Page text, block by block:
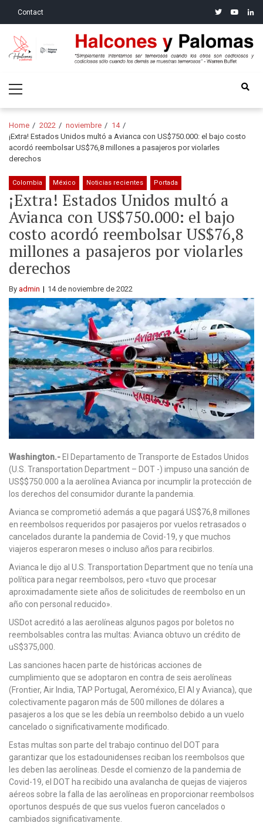
Contact twitteryoutube
Halcones y Palomas
Menu
Home 2022 noviembre
14
¡Extra! Estados Unidos multó a Avianca con US$750.000: el bajo costo
acordó reembolsar US$76,8 millones a pasajeros por violarles
derechos
Colombia México Noticias recientes Portada
¡Extra! Estados Unidos multó a
Avianca con US$750.000: el bajo
costo acordó reembolsar US$76,8
millones a pasajeros por violarles
derechos
By admin 14 de noviembre de 2022
Washington.- El Departamento de Transporte de Estados Unidos
(U.S. Transportation Department – DOT -) impuso una sanción de
US$$750.000 a la aerolínea Avianca por incumplir la protección de
los derechos del consumidor durante la pandemia.
Avianca se comprometió además a que pagará US$76,8 millones
en reembolsos requeridos por pasajeros por vuelos retrasados ​​o
cancelados durante la pandemia de Covid-19, y que muchos
viajeros esperaron meses o incluso años para recibirlos.
Avianca le dijo al U.S. Transportation Department que no tenía una
política para negar reembolsos, pero «tuvo que procesar
aproximadamente siete años de solicitudes de reembolso en un
año con personal reducido».
USDot acreditó a las aerolíneas algunos pagos por boletos no
reembolsables contra las multas: Avianca obtuvo un crédito de
uS$375,000.
Las sanciones hacen parte de históricas acciones de
cumplimiento que se adoptaron en contra de seis aerolíneas
(Frontier, Air India, TAP Portugal, Aeroméxico, El Al y Avianca), que
colectivamente pagaron más de 500 millones de dólares a
pasajeros a los que se les debía un reembolso debido a un vuelo
cancelado o significativamente modificado.
Estas multas son parte del trabajo continuo del DOT para
garantizar que los estadounidenses reciban los reembolsos que
les deben las aerolíneas. Desde el comienzo de la pandemia de
Covid-19, el DOT ha recibido una avalancha de quejas de viajeros
aéreos sobre la falla de las aerolíneas en proporcionar reembolsos
oportunos después de que sus vuelos fueron cancelados o
cambiados significativamente.